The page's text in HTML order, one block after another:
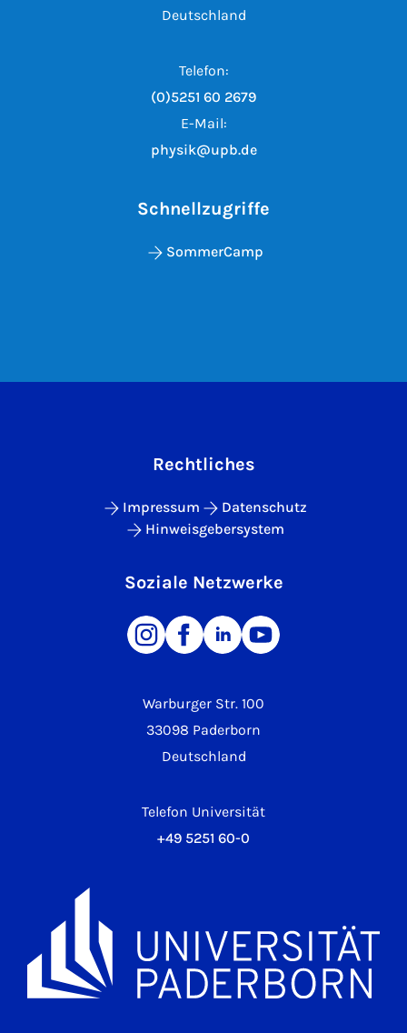
Deutschland
Telefon:
(0)5251 60 2679
E-Mail:
physik@upb.de
Schnellzugriffe
SommerCamp
Warburger Str. 100
33098 Paderborn
Deutschland
Telefon Universität
+49 5251 60-0
Rechtliches
Impressum
Datenschutz
Hinweisgebersystem
Soziale Netzwerke